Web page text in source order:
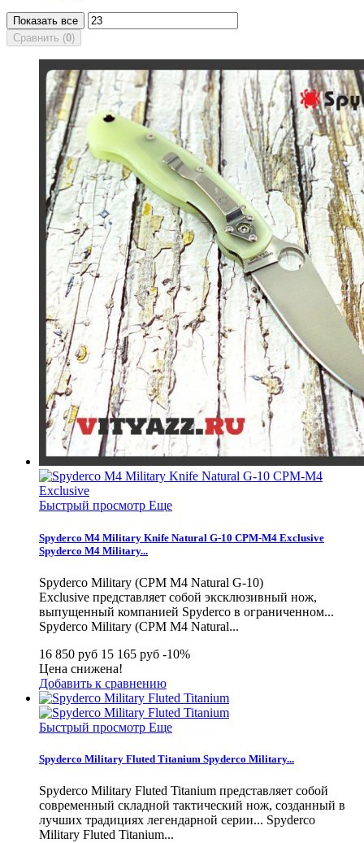
Показать все
Сравнить (0)
Быстрый просмотр Еще
Spyderco M4 Military Knife Natural G-10 CPM-M4 Exclusive
Spyderco M4 Military...
Spyderco Military (CPM M4 Natural G-10)
Exclusive представляет собой эксклюзивный нож,
выпущенный компанией Spyderco в ограниченном...
Spyderco Military (CPM M4 Natural...
16 850 руб 15 165 руб -10%
Цена снижена!
Добавить к сравнению
Быстрый просмотр Еще
Spyderco Military Fluted Titanium Spyderco Military...
Spyderco Military Fluted Titanium представляет собой
современный складной тактический нож, созданный в
лучших традициях легендарной серии... Spyderco
Military Fluted Titanium...